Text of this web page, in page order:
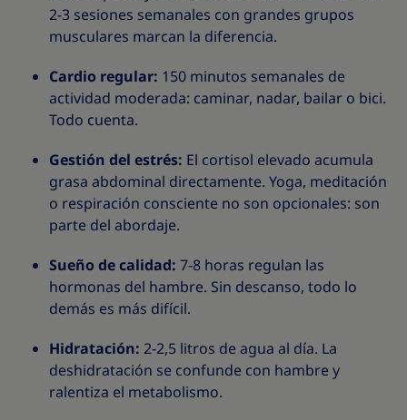
2-3 sesiones semanales con grandes grupos
musculares marcan la diferencia.
Cardio regular: 150 minutos semanales de
actividad moderada: caminar, nadar, bailar o bici.
Todo cuenta.
Gestión del estrés: El cortisol elevado acumula
grasa abdominal directamente. Yoga, meditación
o respiración consciente no son opcionales: son
parte del abordaje.
Sueño de calidad: 7-8 horas regulan las
hormonas del hambre. Sin descanso, todo lo
demás es más difícil.
Hidratación: 2-2,5 litros de agua al día. La
deshidratación se confunde con hambre y
ralentiza el metabolismo.